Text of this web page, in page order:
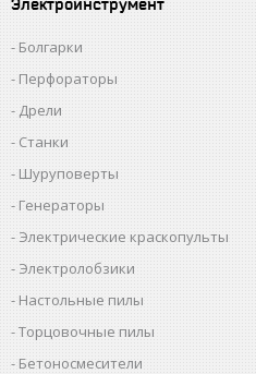
Электроинструмент
Болгарки
Перфораторы
Дрели
Станки
Шуруповерты
Генераторы
Электрические краскопульты
Электролобзики
Настольные пилы
Торцовочные пилы
Бетоносмесители